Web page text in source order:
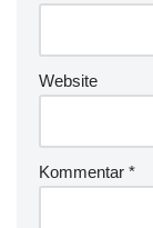
Website
Kommentar *